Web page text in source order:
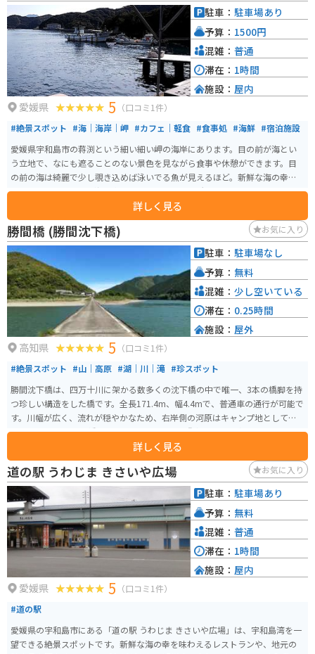
されているので安心です。 宇和島湾岸道路沿いに位置しているので、ツーリ
ングの休憩スポットとしても最適です。 周辺には、リアス式海岸を巡る遊覧
船や、海釣り体験ができる施設など、観光スポットも充実しているので、合
わせて訪れてみるのもおすすめです。
愛媛県 5 （口コミ1件）
#絶景スポット #海｜海岸｜岬 #カフェ｜軽食 #食事処 #海鮮 #宿泊施設
愛媛県宇和島市の蒋渕という細い細い岬の海岸にあります。目の前が海とい
う立地で、なにも遮ることのない景色を見ながら食事や休憩ができます。目
の前の海は綺麗で少し覗き込めば泳いでる魚が見えるほど。新鮮な海の幸を
いただき、のんびりと海を楽しむことのできる場所です。
詳しく見る
駐車： 駐車場あり
予算： 1500円
混雑： 普通
滞在： 1時間
施設： 屋内
勝間橋 (勝間沈下橋) お気に入り
高知県 5 （口コミ1件）
#絶景スポット #山｜高原 #湖｜川｜滝 #珍スポット
勝間沈下橋は、四万十川に架かる数多くの沈下橋の中で唯一、3本の橋脚を持
つ珍しい構造をした橋です。全長171.4m、幅4.4mで、普通車の通行が可能で
す。川幅が広く、流れが穏やかなため、右岸側の河原はキャンプ地としても
適しています。 この橋は、2003年公開の映画『釣りバカ日誌14』のロケ地と
なり、釣りファンの間でも有名なスポットです。四万十市勝間に位置し、最
寄りの中村駅から車で約30分の距離にあります。バス利用の場合は、江川崎
行きに乗車し「鵜の江」バス停で下車するとアクセスできます。 四万十川沿
いには、増水時に川に沈むよう設計された沈下橋が点在し、川と橋、そして
周囲の山々が織りなす景観は四万十川を象徴する風景のひとつとして知られ
ています。昭和34年に建設された勝間沈下橋は、その特徴的な構造と美しい
風景がとても魅力的です。
詳しく見る
駐車： 駐車場なし
予算： 無料
混雑： 少し空いている
滞在： 0.25時間
施設： 屋外
道の駅 うわじま きさいや広場 お気に入り
愛媛県 5 （口コミ1件）
#道の駅
愛媛県の宇和島市にある「道の駅 うわじま きさいや広場」は、宇和島湾を一
望できる絶景スポットです。新鮮な海の幸を味わえるレストランや、地元の
駐車： 駐車場あり
予算： 無料
混雑： 普通
滞在： 1時間
施設： 屋内